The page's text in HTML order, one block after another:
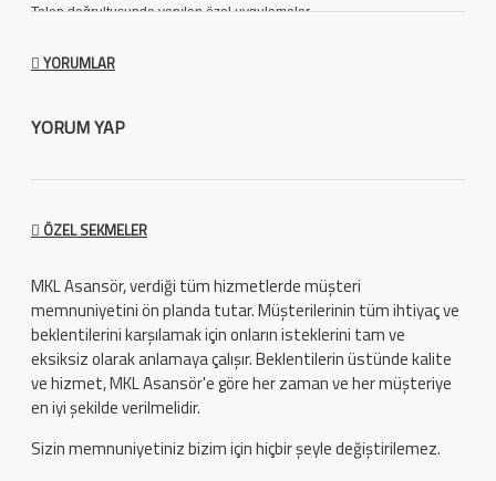
Talep doğrultusunda yapılan özel uygulamalar
"Ürün görselleri temsilidir. Spot lambaları ürüne dahil değildir."
YORUMLAR
YORUM YAP
ÖZEL SEKMELER
MKL Asansör, verdiği tüm hizmetlerde müşteri
memnuniyetini ön planda tutar. Müşterilerinin tüm ihtiyaç ve
beklentilerini karşılamak için onların isteklerini tam ve
eksiksiz olarak anlamaya çalışır. Beklentilerin üstünde kalite
ve hizmet, MKL Asansör'e göre her zaman ve her müşteriye
en iyi şekilde verilmelidir.
Sizin memnuniyetiniz bizim için hiçbir şeyle değiştirilemez.